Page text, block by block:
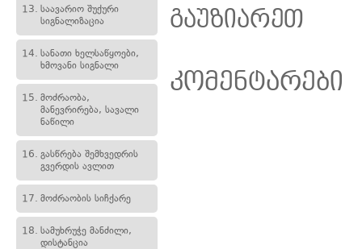
13. საავარიო შუქური
სიგნალიზაცია
14. სანათი ხელსაწყოები,
ხმოვანი სიგნალი
15. მოძრაობა,
მანევრირება, სავალი
ნაწილი
16. გასწრება შემხვედრის
გვერდის ავლით
17. მოძრაობის სიჩქარე
18. სამუხრუჭე მანძილი,
დისტანცია
გაუზიარეთ
კომენტარები